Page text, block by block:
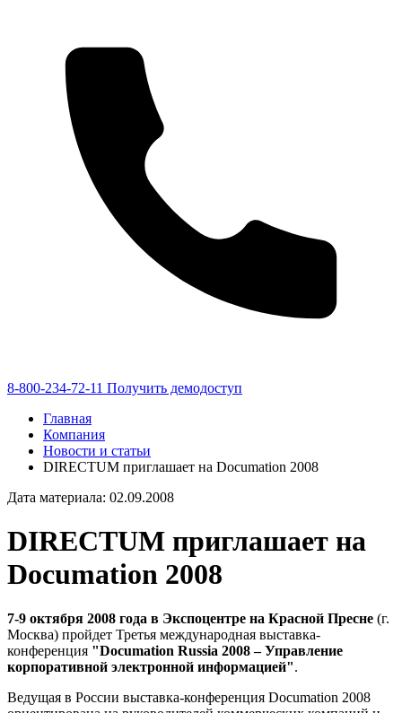
8-800-234-72-11 Получить демодоступ
Главная
Компания
Новости и статьи
DIRECTUM приглашает на Documation 2008
Дата материала: 02.09.2008
DIRECTUM приглашает на
Documation 2008
7-9 октября 2008 года в Экспоцентре на Красной Пресне (г.
Москва) пройдет Третья международная выставка-
конференция "Documation Russia 2008 – Управление
корпоративной электронной информацией".
Ведущая в России выставка-конференция Documation 2008